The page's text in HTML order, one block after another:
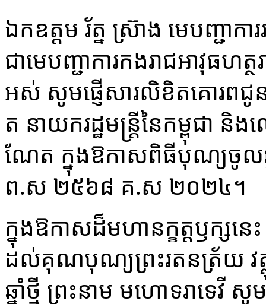
ឯកឧត្តម រ័ត្ន ស្រ៊ាង មេបញ្ជាក
ជា​មេបញ្ជាការ​កងរាជអាវុធហត្
អស់ សូម​ផ្ញើ​សារលិខិត​គោរព​ជូ
ត នាយករដ្ឋមន្ត្រី​នៃ​កម្ពុជា
ណែ​ត ក្នុងឱកាស​ពិធី​បុណ្យចូលឆ្ន
ព​.​ស ២៥៦៨ គ​.​ស ២០២៤​។​
ក្នុង​ឱកាស​ដ៏​មហា​នក្ខត្តឫក្ស​ន
ដល់​គុណបុណ្យ​ព្រះ​រតនត្រ័យ វត្
ឆ្នាំ​ថ្មី ព្រះនាម ម​ហោ​ទរា​ទេវី